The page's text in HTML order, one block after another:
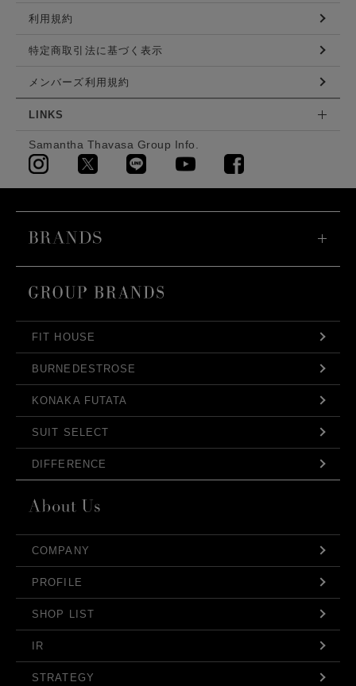
利用規約
特定商取引法に基づく表示
メンバーズ利用規約
LINKS
Samantha Thavasa Group Info.
FIT HOUSE
BURNEDESTROSE
KONAKA FUTATA
SUIT SELECT
DIFFERENCE
COMPANY
PROFILE
SHOP LIST
IR
STRATEGY